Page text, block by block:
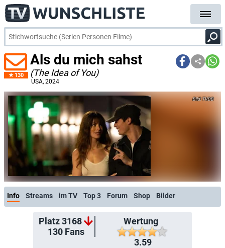
130
Als du mich sahst
(The Idea of You)
USA, 2024
TVDB
Info Streams im TV Top 3 Forum Shop Bilder
Platz 3168
130Fans
Wertung
3.59